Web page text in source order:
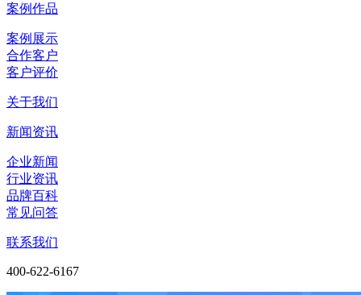
案例作品
案例展示
合作客户
客户评价
关于我们
新闻资讯
企业新闻
行业资讯
品牌百科
常见问答
联系我们
400-622-6167